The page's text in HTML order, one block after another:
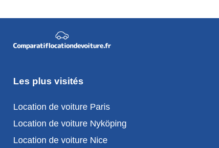
Les plus visités
Location de voiture Paris
Location de voiture Nyköping
Location de voiture Nice